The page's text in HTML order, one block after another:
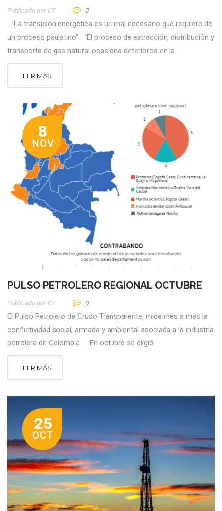
Publicado por CT 0
“La transición energética es un mal necesario que requiere de
un proceso paulatino” “El proceso de extracción, distribución y
transporte de gas natural ocasiona deterioros en la
LEER MÁS
8
NOV
PULSO PETROLERO REGIONAL OCTUBRE
Publicado por CT 0
El Pulso Petrolero de Crudo Transparente, mide mes a mes la
conflictividad social, armada y ambiental asociada a la industria
petrolera en Colombia En octubre se eligió
LEER MÁS
25
OCT